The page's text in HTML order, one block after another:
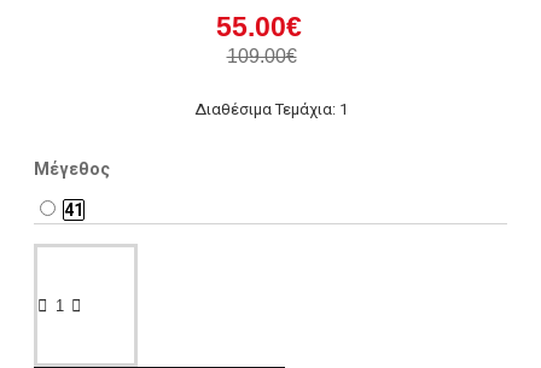
55.00€
109.00€
Διαθέσιμα Τεμάχια: 1
Μέγεθος
41